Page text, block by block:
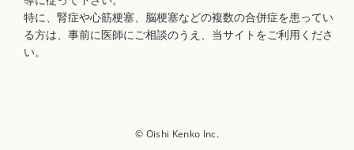
特に、腎症や心筋梗塞、脳梗塞などの複数の合併症を患ってい
る方は、事前に医師にご相談のうえ、当サイトをご利用くださ
い。
© Oishi Kenko Inc.